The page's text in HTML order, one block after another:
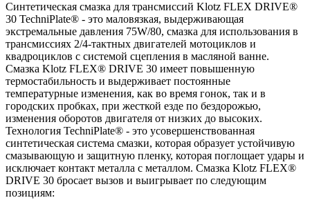
Синтетическая смазка для трансмиссий Klotz FLEX DRIVE®
30 TechniPlate® - это маловязкая, выдерживающая
экстремальные давления 75W/80, смазка для использования в
трансмиссиях 2/4-тактных двигателей мотоциклов и
квадроциклов с системой сцепления в масляной ванне.
Смазка Klotz FLEX® DRIVE 30 имеет повышенную
термостабильность и выдерживает постоянные
температурные изменения, как во время гонок, так и в
городских пробках, при жесткой езде по бездорожью,
изменения оборотов двигателя от низких до высоких.
Технология TechniPlate® - это усовершенствованная
синтетическая система смазки, которая образует устойчивую
смазывающую и защитную пленку, которая поглощает удары и
исключает контакт металла с металлом. Смазка Klotz FLEX®
DRIVE 30 бросает вызов и выигрывает по следующим
позициям: